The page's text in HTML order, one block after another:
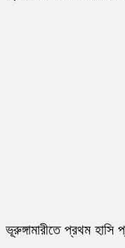
ভূরুঙ্গামারীতে প্রথম হাসি